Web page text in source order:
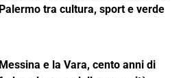
Palermo tra cultura, sport e verde
Messina e la Vara, cento anni di